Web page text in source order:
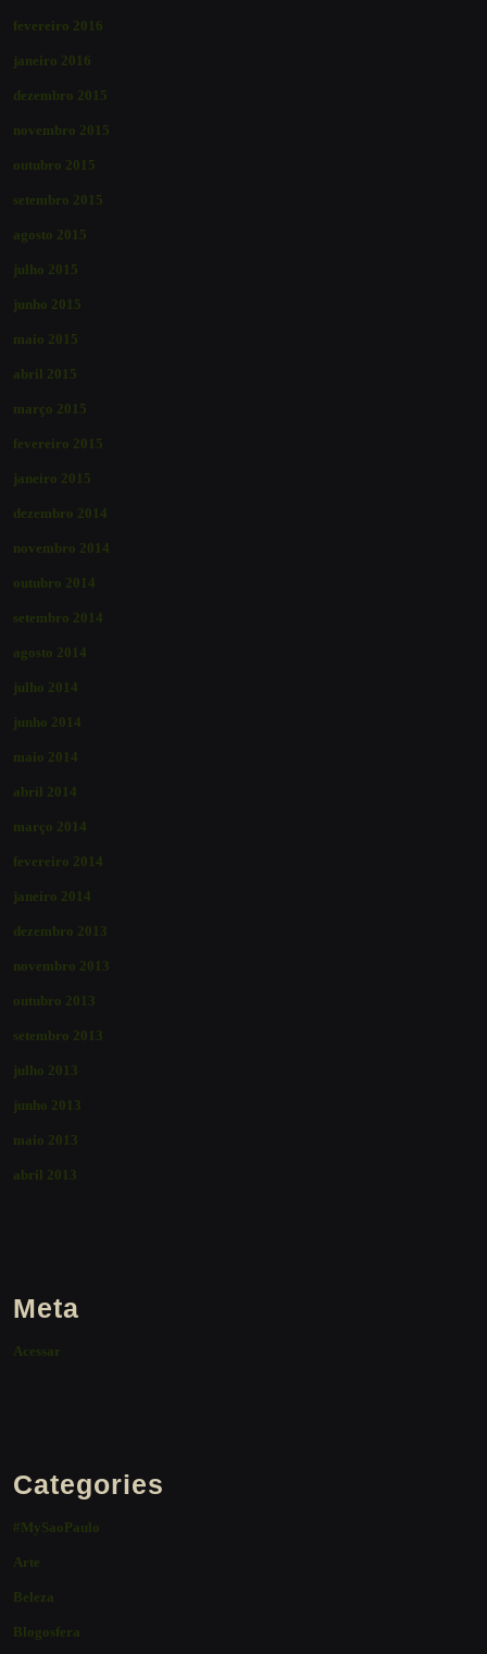
fevereiro 2016
janeiro 2016
dezembro 2015
novembro 2015
outubro 2015
setembro 2015
agosto 2015
julho 2015
junho 2015
maio 2015
abril 2015
março 2015
fevereiro 2015
janeiro 2015
dezembro 2014
novembro 2014
outubro 2014
setembro 2014
agosto 2014
julho 2014
junho 2014
maio 2014
abril 2014
março 2014
fevereiro 2014
janeiro 2014
dezembro 2013
novembro 2013
outubro 2013
setembro 2013
julho 2013
junho 2013
maio 2013
abril 2013
Meta
Acessar
Categories
#MySaoPaulo
Arte
Beleza
Blogosfera